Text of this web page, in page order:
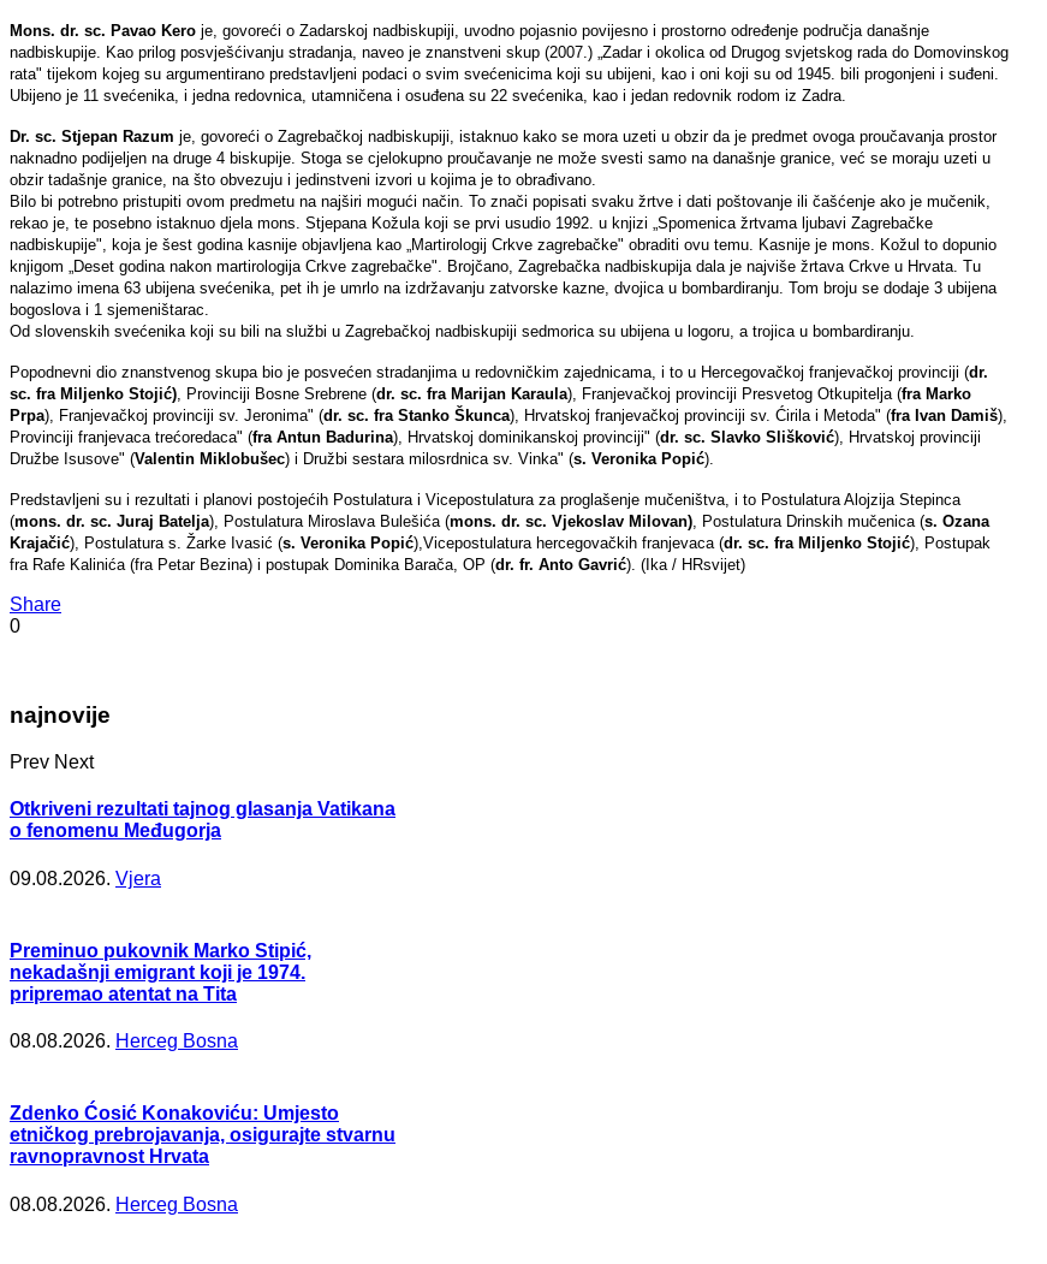
Mons. dr. sc. Pavao Kero je, govoreći o Zadarskoj nadbiskupiji, uvodno pojasnio povijesno i prostorno određenje područja današnje
nadbiskupije. Kao prilog posvješćivanju stradanja, naveo je znanstveni skup (2007.) „Zadar i okolica od Drugog svjetskog rada do Domovinskog
rata" tijekom kojeg su argumentirano predstavljeni podaci o svim svećenicima koji su ubijeni, kao i oni koji su od 1945. bili progonjeni i suđeni.
Ubijeno je 11 svećenika, i jedna redovnica, utamničena i osuđena su 22 svećenika, kao i jedan redovnik rodom iz Zadra.
Dr. sc. Stjepan Razum je, govoreći o Zagrebačkoj nadbiskupiji, istaknuo kako se mora uzeti u obzir da je predmet ovoga proučavanja prostor
naknadno podijeljen na druge 4 biskupije. Stoga se cjelokupno proučavanje ne može svesti samo na današnje granice, već se moraju uzeti u
obzir tadašnje granice, na što obvezuju i jedinstveni izvori u kojima je to obrađivano.
Bilo bi potrebno pristupiti ovom predmetu na najširi mogući način. To znači popisati svaku žrtve i dati poštovanje ili čašćenje ako je mučenik,
rekao je, te posebno istaknuo djela mons. Stjepana Kožula koji se prvi usudio 1992. u knjizi „Spomenica žrtvama ljubavi Zagrebačke
nadbiskupije", koja je šest godina kasnije objavljena kao „Martirologij Crkve zagrebačke" obraditi ovu temu. Kasnije je mons. Kožul to dopunio
knjigom „Deset godina nakon martirologija Crkve zagrebačke". Brojčano, Zagrebačka nadbiskupija dala je najviše žrtava Crkve u Hrvata. Tu
nalazimo imena 63 ubijena svećenika, pet ih je umrlo na izdržavanju zatvorske kazne, dvojica u bombardiranju. Tom broju se dodaje 3 ubijena
bogoslova i 1 sjemeništarac.
Od slovenskih svećenika koji su bili na službi u Zagrebačkoj nadbiskupiji sedmorica su ubijena u logoru, a trojica u bombardiranju.
Popodnevni dio znanstvenog skupa bio je posvećen stradanjima u redovničkim zajednicama, i to u Hercegovačkoj franjevačkoj provinciji (dr.
sc. fra Miljenko Stojić) , Provinciji Bosne Srebrene (dr. sc. fra Marijan Karaula), Franjevačkoj provinciji Presvetog Otkupitelja (fra Marko
Prpa), Franjevačkoj provinciji sv. Jeronima" (dr. sc. fra Stanko Škunca), Hrvatskoj franjevačkoj provinciji sv. Ćirila i Metoda" (fra Ivan Damiš),
Provinciji franjevaca trećoredaca" (fra Antun Badurina), Hrvatskoj dominikanskoj provinciji" (dr. sc. Slavko Slišković), Hrvatskoj provinciji
Družbe Isusove" (Valentin Miklobušec) i Družbi sestara milosrdnica sv. Vinka" (s. Veronika Popić).
Predstavljeni su i rezultati i planovi postojećih Postulatura i Vicepostulatura za proglašenje mučeništva, i to Postulatura Alojzija Stepinca
(mons. dr. sc. Juraj Batelja), Postulatura Miroslava Bulešića (mons. dr. sc. Vjekoslav Milovan) , Postulatura Drinskih mučenica (s. Ozana
Krajačić), Postulatura s. Žarke Ivasić (s. Veronika Popić),Vicepostulatura hercegovačkih franjevaca (dr. sc. fra Miljenko Stojić), Postupak
fra Rafe Kalinića (fra Petar Bezina) i postupak Dominika Barača, OP (dr. fr. Anto Gavrić). (Ika / HRsvijet)
Share
0
najnovije
Prev Next
Otkriveni rezultati tajnog glasanja Vatikana
o fenomenu Međugorja
09.08.2026. Vjera
Preminuo pukovnik Marko Stipić,
nekadašnji emigrant koji je 1974.
pripremao atentat na Tita
08.08.2026. Herceg Bosna
Zdenko Ćosić Konakoviću: Umjesto
etničkog prebrojavanja, osigurajte stvarnu
ravnopravnost Hrvata
08.08.2026. Herceg Bosna